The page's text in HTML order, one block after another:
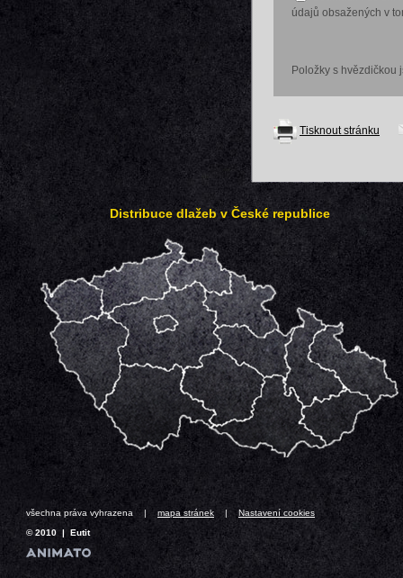
údajů obsažených v
Položky s hvězdičkou
Tisknout stránku
Distribuce dlažeb v České republice
všechna práva vyhrazena | mapa stránek | Nastavení cookies
© 2010 | Eutit